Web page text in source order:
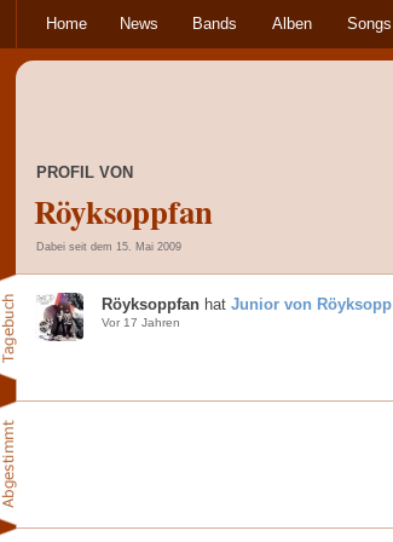
Home News Bands Alben Songs
PROFIL VON
Röyksoppfan
Dabei seit dem 15. Mai 2009
Röyksoppfan hat Junior von Röyksopp
Vor 17 Jahren